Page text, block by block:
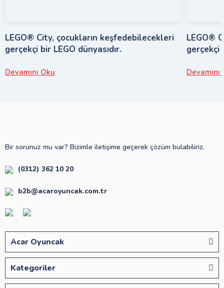
LEGO® City, çocukların keşfedebilecekleri
gerçekçi bir LEGO dünyasıdır.
Devamını Oku
LEGO®
gerçekçi
Devamını
Bir sorunuz mu var? Bizimle iletişime geçerek çözüm bulabiliriz.
(0312) 362 10 20
b2b@acaroyuncak.com.tr
Acar Oyuncak
Kategoriler